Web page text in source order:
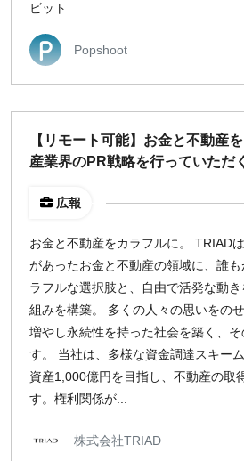
ビット...
Popshoot
【リモート可能】お金と不動産
産業界のPR戦略を行っていただ
広報
お金と不動産をカラフルに。 TRIAD
があったお金と不動産の領域に、誰
ラフルな選択肢と、自由で活発な動
組みを構築。 多くの人々の思いをの
増やし永続性を持った社会を築く、
す。 当社は、多様な資金調達スキー
資産1,000億円を目指し、不動産の取
す。権利関係が...
株式会社TRIAD